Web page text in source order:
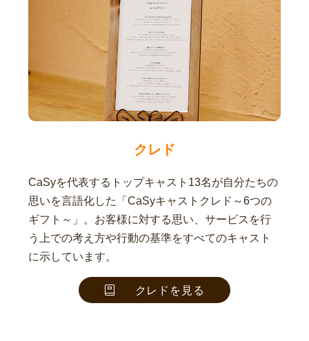
クレド
CaSyを代表するトップキャスト13名が自分たちの
思いを言語化した「CaSyキャストクレド～6つの
ギフト～」。お客様に対する思い、サービスを行
う上での考え方や行動の基準をすべてのキャスト
に示しています。
クレドを見る